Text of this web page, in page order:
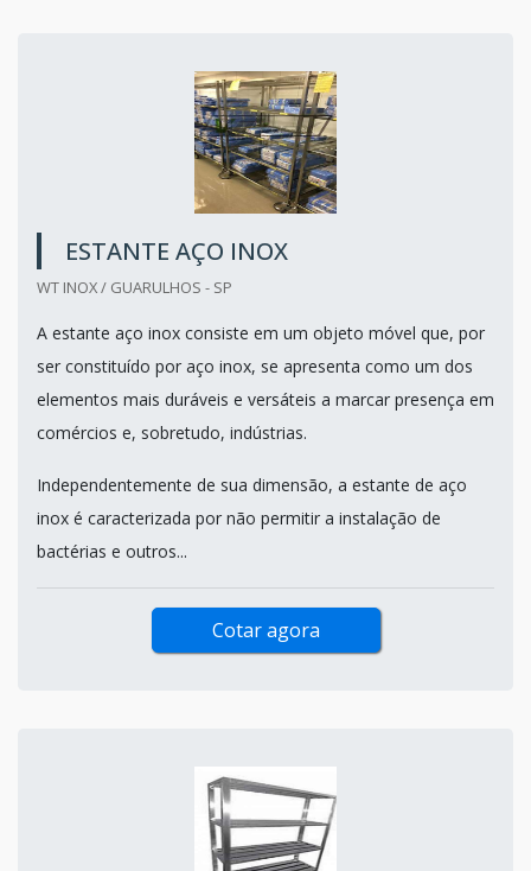
ESTANTE AÇO INOX
WT INOX / GUARULHOS - SP
A estante aço inox consiste em um objeto móvel que, por
ser constituído por aço inox, se apresenta como um dos
elementos mais duráveis e versáteis a marcar presença em
comércios e, sobretudo, indústrias.
Independentemente de sua dimensão, a estante de aço
inox é caracterizada por não permitir a instalação de
bactérias e outros...
Cotar agora